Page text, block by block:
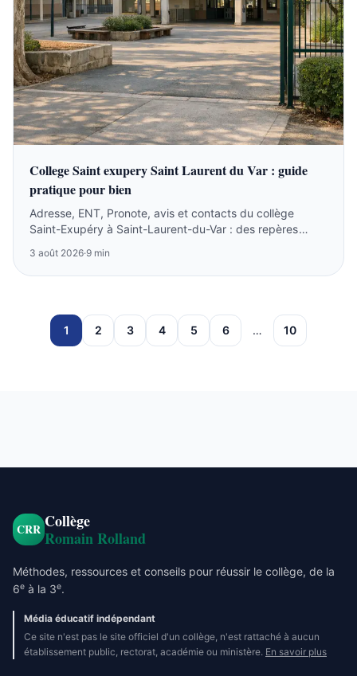
College Saint exupery Saint Laurent du Var : guide
pratique pour bien
Adresse, ENT, Pronote, avis et contacts du collège
Saint-Exupéry à Saint-Laurent-du-Var : des repères
3 août 2026·9 min
1 2 3 4 5 6 … 10
CRR Collège
Romain Rolland
Méthodes, ressources et conseils pour réussir le collège, de la
6e à la 3e.
Média éducatif indépendant
Ce site n'est pas le site officiel d'un collège, n'est rattaché à aucun
établissement public, rectorat, académie ou ministère. En savoir plus